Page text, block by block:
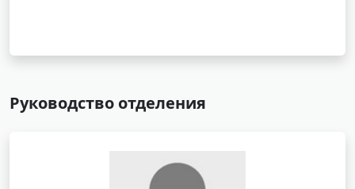
Руководство отделения